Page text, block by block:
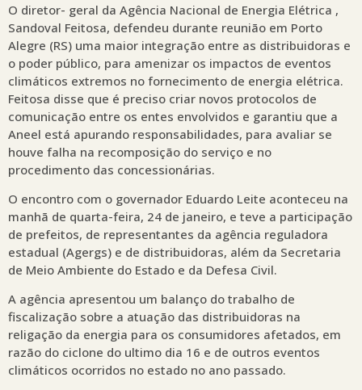
O diretor- geral da Agência Nacional de Energia Elétrica ,
Sandoval Feitosa, defendeu durante reunião em Porto
Alegre (RS) uma maior integração entre as distribuidoras e
o poder público, para amenizar os impactos de eventos
climáticos extremos no fornecimento de energia elétrica.
Feitosa disse que é preciso criar novos protocolos de
comunicação entre os entes envolvidos e garantiu que a
Aneel está apurando responsabilidades, para avaliar se
houve falha na recomposição do serviço e no
procedimento das concessionárias.
O encontro com o governador Eduardo Leite aconteceu na
manhã de quarta-feira, 24 de janeiro, e teve a participação
de prefeitos, de representantes da agência reguladora
estadual (Agergs) e de distribuidoras, além da Secretaria
de Meio Ambiente do Estado e da Defesa Civil.
A agência apresentou um balanço do trabalho de
fiscalização sobre a atuação das distribuidoras na
religação da energia para os consumidores afetados, em
razão do ciclone do ultimo dia 16 e de outros eventos
climáticos ocorridos no estado no ano passado.